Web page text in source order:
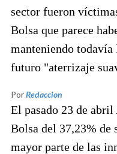
sector fueron
Bolsa que parece
manteniendo todavía
futuro "aterrizaje
PorRedaccion
El pasado 23 de
Bolsa del 37,23% de
mayor parte de las